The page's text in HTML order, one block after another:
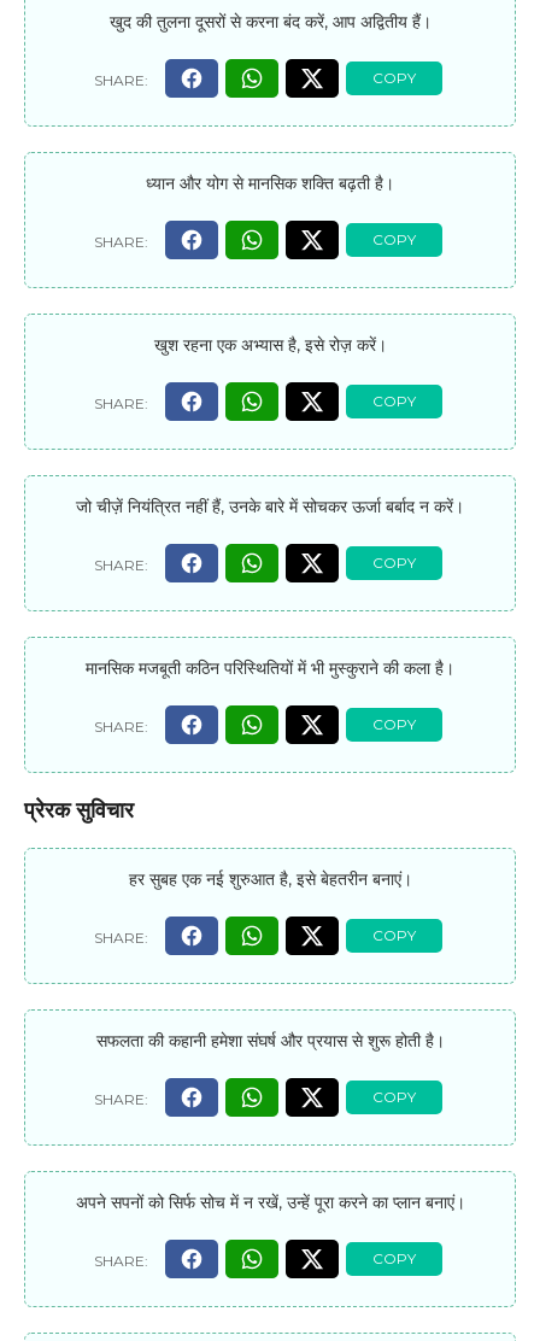
खुद की तुलना दूसरों से करना बंद करें, आप अद्वितीय हैं।
ध्यान और योग से मानसिक शक्ति बढ़ती है।
खुश रहना एक अभ्यास है, इसे रोज़ करें।
जो चीज़ें नियंत्रित नहीं हैं, उनके बारे में सोचकर ऊर्जा बर्बाद न करें।
मानसिक मजबूती कठिन परिस्थितियों में भी मुस्कुराने की कला है।
प्रेरक सुविचार
हर सुबह एक नई शुरुआत है, इसे बेहतरीन बनाएं।
सफलता की कहानी हमेशा संघर्ष और प्रयास से शुरू होती है।
अपने सपनों को सिर्फ सोच में न रखें, उन्हें पूरा करने का प्लान बनाएं।